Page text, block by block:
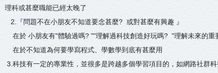
理科或甚麼職能已經太晚了
2.『問題不在小朋友不知道要念甚麼? 或對甚麼有興趣 』
在於 小朋友有"體驗過嗎? ""理解過科技創造好玩嗎? "理解未來的重
在於不知道為何要學寫程式、學數學到底有甚麼用
3.科技有一定的專業性，並很多是跨越多個學習項目的，如網路社群